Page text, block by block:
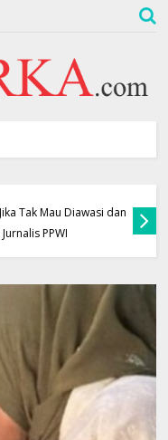
Tak Mau Diawasi dan
PPWI